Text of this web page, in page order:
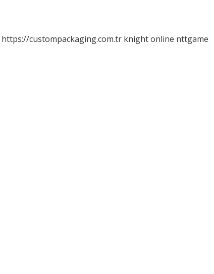
https://custompackaging.com.tr knight online nttgame